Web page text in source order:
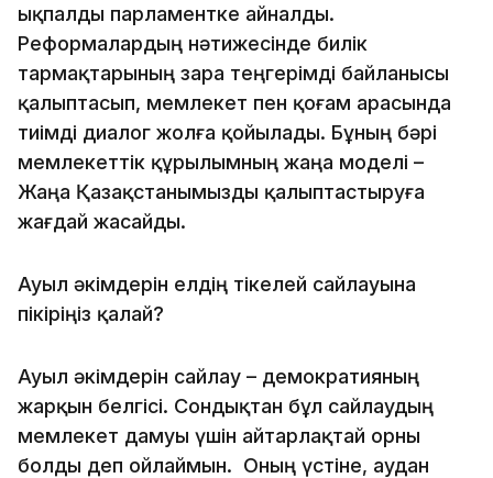
ықпалды парламентке айналды.
Реформалардың нәтижесінде билік
тармақтарының өзара теңгерімді байланысы
қалыптасып, мемлекет пен қоғам арасында
тиімді диалог жолға қойылады. Бұның бәрі
мемлекеттік құрылымның жаңа моделі –
Жаңа Қазақстанымызды қалыптастыруға
жағдай жасайды.
Ауыл әкімдерін елдің тікелей сайлауына
пікіріңіз қалай?
Ауыл әкімдерін сайлау – демократияның
жарқын белгісі. Сондықтан бұл сайлаудың
мемлекет дамуы үшін айтарлақтай орны
болды деп ойлаймын. Оның үстіне, аудан